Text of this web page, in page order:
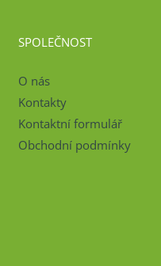
SPOLEČNOST
O nás
Kontakty
Kontaktní formulář
Obchodní podmínky